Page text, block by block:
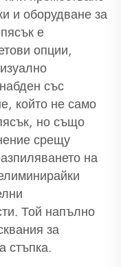
и оборудване за
е
опции,
със
който не само
но също
срещу
на
Той напълно
за
стъпка.